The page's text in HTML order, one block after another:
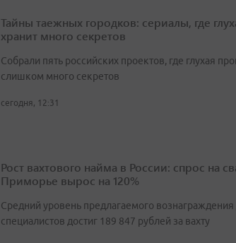
Тайны таежных городков: сериалы, где
хранит много секретов
Собрали пять российских проектов, где глухая
слишком много секретов
сегодня, 12:31
Рост вахтового найма в России: спрос на
Приморье вырос на 120%
Средний уровень предлагаемого вознаграждения
специалистов достиг 189 847 рублей за вахту